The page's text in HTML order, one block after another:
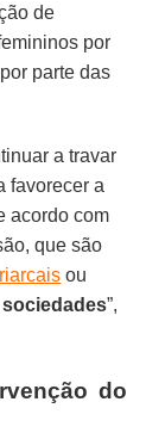
de
por
parte das
a travar
favorecer a
acordo com
que são
ou
”,
do